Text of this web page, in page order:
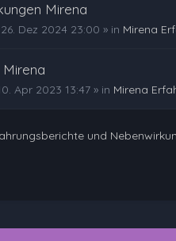
Mirena
26. Dez 2024 23:00 » in Mirena
Apr 2023 13:47» in Mirena
und